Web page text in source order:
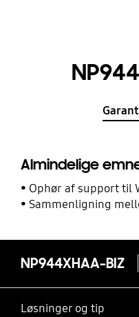
Almindelige
Ophør af support til
Sammenligning
NP944XHAA-BIZ
Løsninger og tip